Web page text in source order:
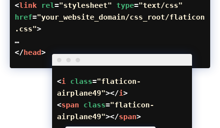
<link rel="stylesheet" type="text/css"
href="your_website_domain/css_root/flaticon
.css">
…
</head>
<i class="flaticon-
airplane49"></i>
<span class="flaticon-
airplane49"></span>